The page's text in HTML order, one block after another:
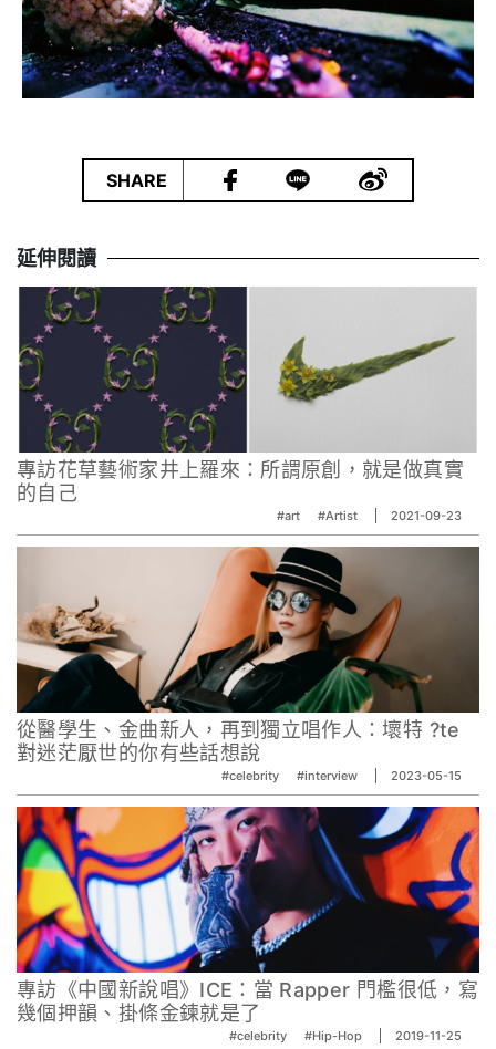
SHARE
延伸閱讀
專訪花草藝術家井上羅來：所謂原創，就是做真實
的自己
#art #Artist 2021-09-23
從醫學生、金曲新人，再到獨立唱作人：壞特 ?te
對迷茫厭世的你有些話想說
#celebrity #interview 2023-05-15
專訪《中國新說唱》ICE：當 Rapper 門檻很低，寫
幾個押韻、掛條金鍊就是了
#celebrity #Hip-Hop 2019-11-25